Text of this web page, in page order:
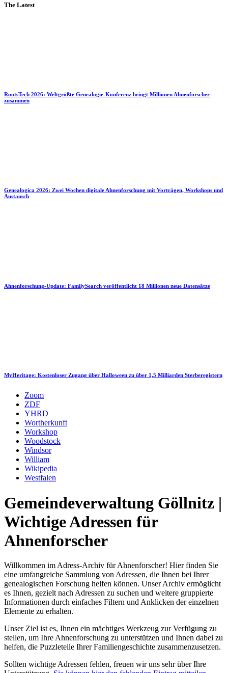
The Latest
RootsTech 2026: Weltgrößte Genealogie-Konferenz bringt Millionen Ahnenforscher
zusammen
Genealogica 2026: Zwei Wochen digitale Ahnenforschung mit Vorträgen, Workshops und
Austausch
Ahnenforschung-Update: FamilySearch veröffentlicht 18 Millionen neue Datensätze
MyHeritage: Kostenloser Zugang über Halloween zu über 1,5 Milliarden Sterberegistern
Zoom
ZDF
YHRD
Wortherkunft
Workshop
Woodstock
Windsor
William
Wikipedia
Westfalen
Gemeindeverwaltung Göllnitz |
Wichtige Adressen für
Ahnenforscher
Willkommen im Adress-Archiv für Ahnenforscher! Hier finden Sie
eine umfangreiche Sammlung von Adressen, die Ihnen bei Ihrer
genealogischen Forschung helfen können. Unser Archiv ermöglicht
es Ihnen, gezielt nach Adressen zu suchen und weitere gruppierte
Informationen durch einfaches Filtern und Anklicken der einzelnen
Elemente zu erhalten.
Unser Ziel ist es, Ihnen ein mächtiges Werkzeug zur Verfügung zu
stellen, um Ihre Ahnenforschung zu unterstützen und Ihnen dabei zu
helfen, die Puzzleteile Ihrer Familiengeschichte zusammenzusetzen.
Sollten wichtige Adressen fehlen, freuen wir uns sehr über Ihre